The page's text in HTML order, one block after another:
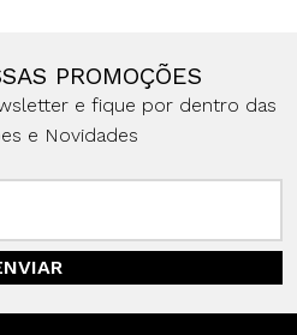
PROMOÇÕES
e fique por dentro das
e Novidades